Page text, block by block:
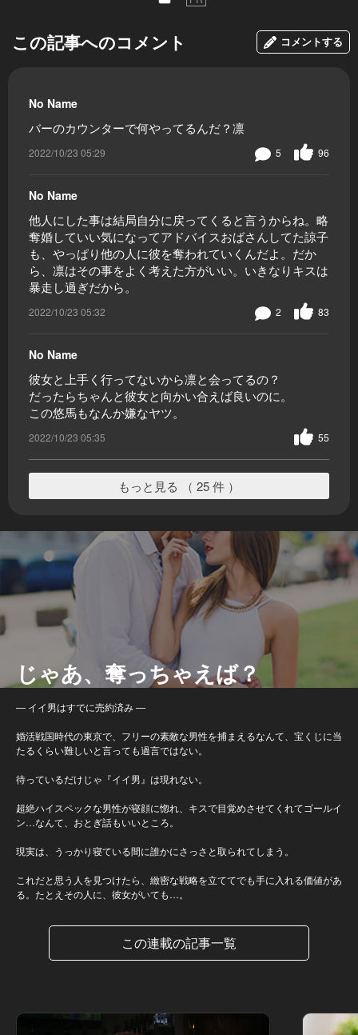
この記事へのコメント コメントする
No Name
バーのカウンターで何やってるんだ？凛
2022/10/23 05:29 96
5
No Name
他人にした事は結局自分に戻ってくると言うからね。略
奪婚していい気になってアドバイスおばさんしてた諒子
も、やっぱり他の人に彼を奪われていくんだよ。だか
ら、凛はその事をよく考えた方がいい。いきなりキスは
暴走し過ぎだから。
2022/10/23 05:32 83
2
No Name
彼女と上手く行ってないから凛と会ってるの？
だったらちゃんと彼女と向かい合えば良いのに。
この悠馬もなんか嫌なヤツ。
2022/10/23 05:35 55
もっと見る （ 25 件 ）
じゃあ、奪っちゃえば？
― イイ男はすでに売約済み ―
婚活戦国時代の東京で、フリーの素敵な男性を捕まえるなんて、宝くじに当
たるくらい難しいと言っても過言ではない。
待っているだけじゃ『イイ男』は現れない。
超絶ハイスペックな男性が寝顔に惚れ、キスで目覚めさせてくれてゴールイ
ン…なんて、おとぎ話もいいところ。
現実は、うっかり寝ている間に誰かにさっさと取られてしまう。
これだと思う人を見つけたら、緻密な戦略を立ててでも手に入れる価値があ
る。たとえその人に、彼女がいても…。
この連載の記事一覧